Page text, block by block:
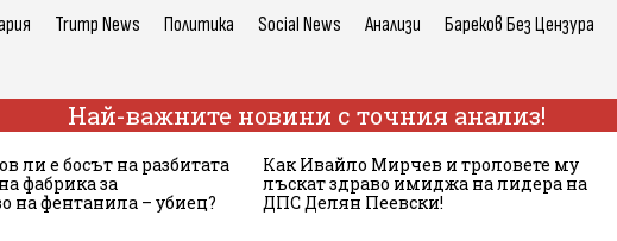
Trump News Политика Social News Анализи Бареков Без Цензура
Най-важните новини с точния анализ!
ли е босът на разбитата
фабрика за
на фентанила – убиец?
Как Ивайло Мирчев и троловете му
лъскат здраво имиджа на лидера на
ДПС Делян Пеевски!